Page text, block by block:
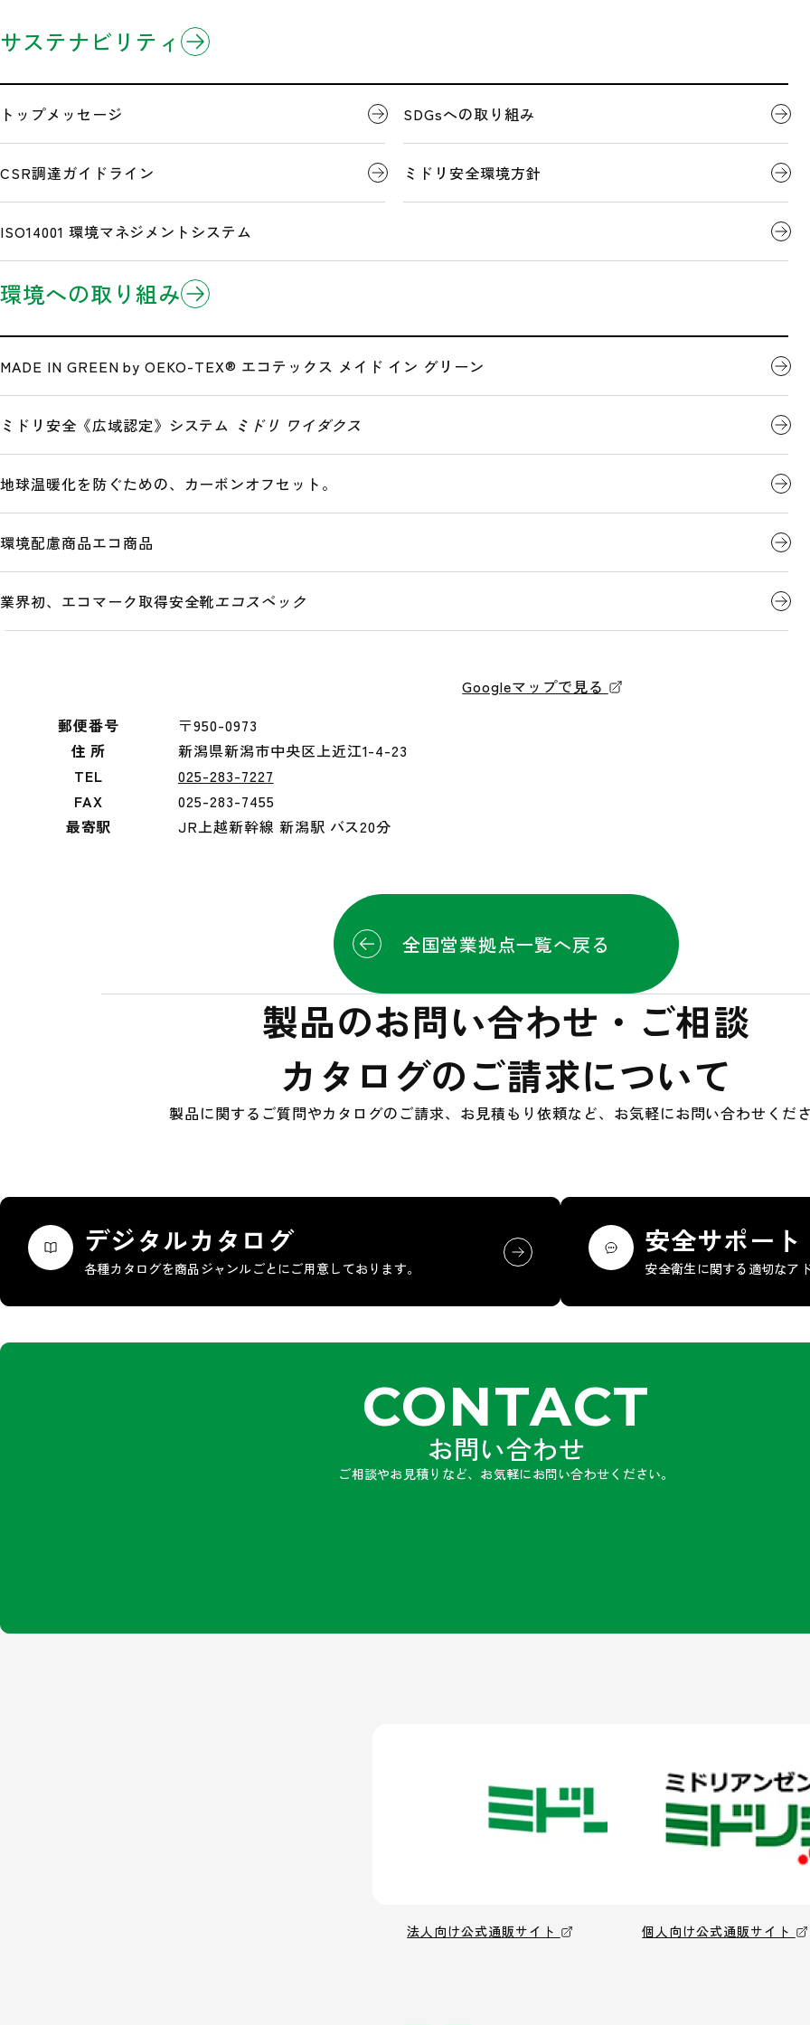
企業情報
3分でわかるミドリ安全 代表者ごあいさつ
企業理念 会社概要
沿革
広告・メディア情報
製品情報
製品のお知らせ 製品について
Eコマース/EDI(電子商取引) デジタルカタログ
研究開発
開発事例
サステナビリティ
トップメッセージ SDGsへの取り組み
CSR調達ガイドライン ミドリ安全環境方針
ISO14001 環境マネジメントシステム
環境への取り組み
MADE IN GREEN by OEKO-TEX® エコテックス メイド イン グリーン
ミドリ安全《広域認定》システム ミドリ ワイダクス
地球温暖化を防ぐための、カーボンオフセット。
環境配慮商品エコ商品
業界初、エコマーク取得安全靴エコスペック
全国営業拠点一覧
LOCATIONS
ミドリ安全新潟(株) 本社
Googleマップで見る
郵便番号
〒950-0973
住 所
新潟県新潟市中央区上近江1-4-23
TEL
025-283-7227
FAX
025-283-7455
最寄駅
JR上越新幹線 新潟駅 バス20分
全国営業拠点一覧へ戻る
製品のお問い合わせ・ご相談
カタログのご請求について
製品に関するご質問やカタログのご請求、お見積もり依頼など、お気軽にお問い合わせくだ
デジタルカタログ
各種カタログを商品ジャンルごとにご用意しております。
安全サポート
安全衛生に関する適切なア
CONTACT
お問い合わせ
ご相談やお見積りなど、お気軽にお問い合わせください。
法人向け公式通販サイト 個人向け公式通販サイト